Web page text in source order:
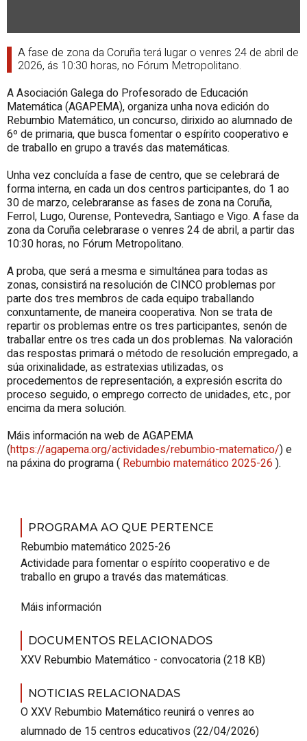
A fase de zona da Coruña terá lugar o venres 24 de abril de
2026, ás 10:30 horas, no Fórum Metropolitano.
A Asociación Galega do Profesorado de Educación
Matemática (AGAPEMA), organiza unha nova edición do
Rebumbio Matemático, un concurso, dirixido ao alumnado de
6º de primaria, que busca fomentar o espírito cooperativo e
de traballo en grupo a través das matemáticas.
Unha vez concluída a fase de centro, que se celebrará de
forma interna, en cada un dos centros participantes, do 1 ao
30 de marzo, celebraranse as fases de zona na Coruña,
Ferrol, Lugo, Ourense, Pontevedra, Santiago e Vigo. A fase da
zona da Coruña celebrarase o venres 24 de abril, a partir das
10:30 horas, no Fórum Metropolitano.
A proba, que será a mesma e simultánea para todas as
zonas, consistirá na resolución de CINCO problemas por
parte dos tres membros de cada equipo traballando
conxuntamente, de maneira cooperativa. Non se trata de
repartir os problemas entre os tres participantes, senón de
traballar entre os tres cada un dos problemas. Na valoración
das respostas primará o método de resolución empregado, a
súa orixinalidade, as estratexias utilizadas, os
procedementos de representación, a expresión escrita do
proceso seguido, o emprego correcto de unidades, etc., por
encima da mera solución.
Máis información na web de AGAPEMA
(https://agapema.org/actividades/rebumbio-matematico/) e
na páxina do programa ( Rebumbio matemático 2025-26 ).
PROGRAMA AO QUE PERTENCE
Rebumbio matemático 2025-26
Actividade para fomentar o espírito cooperativo e de
traballo en grupo a través das matemáticas.
Máis información
DOCUMENTOS RELACIONADOS
XXV Rebumbio Matemático - convocatoria (218 KB)
NOTICIAS RELACIONADAS
O XXV Rebumbio Matemático reunirá o venres ao
alumnado de 15 centros educativos (22/04/2026)